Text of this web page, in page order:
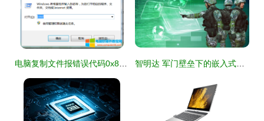
电脑复制文件报错误代码0x80071ac3无法完成操作解决方法（含软硬件原因） 智明达 军门壁垒下的嵌入式操作系统先锋